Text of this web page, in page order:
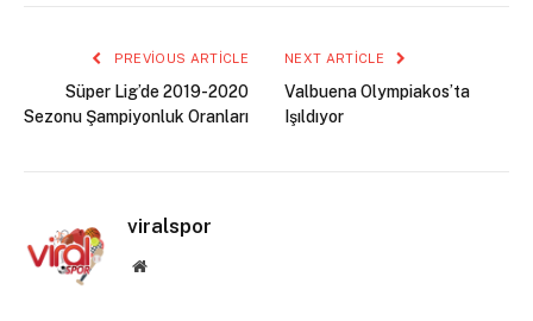
PREVIOUS ARTICLE
Süper Lig’de 2019-2020
Sezonu Şampiyonluk Oranları
NEXT ARTICLE
Valbuena Olympiakos’ta
Işıldıyor
viralspor
Website